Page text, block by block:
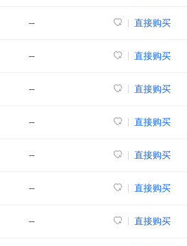
-- 直接购买
-- 直接购买
-- 直接购买
-- 直接购买
-- 直接购买
-- 直接购买
-- 直接购买